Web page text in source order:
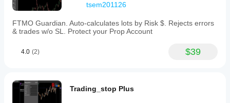
tsem201126
FTMO Guardian. Auto-calculates lots by Risk $. Rejects errors
& trades w/o SL. Protect your Prop Account
4.0 (2) $39
Trading_stop Plus